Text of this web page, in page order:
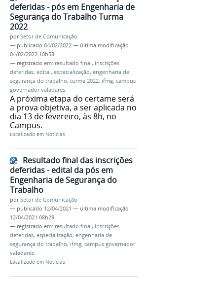
deferidas - pós em Engenharia de
Segurança do Trabalho Turma
2022
porSetor de Comunicação
— publicado 04/02/2022 — última modificação
04/02/2022 10h58
— registrado em: resultado final, inscrições
deferidas, edital, especialização, engenharia de
segurança do trabalho, turma 2022, ifmg, campus
governador valadares
A próxima etapa do certame será
a prova objetiva, a ser aplicada no
dia 13 de fevereiro, às 8h, no
Campus.
Localizado em Notícias
Resultado final das inscrições
deferidas - edital da pós em
Engenharia de Segurança do
Trabalho
porSetor de Comunicação
— publicado 12/04/2021 — última modificação
12/04/2021 08h29
— registrado em: resultado final, inscrições
deferidas, especialização, engenharia de
segurança do trabalho, ifmg, campus governador
valadares
Localizado em Notícias